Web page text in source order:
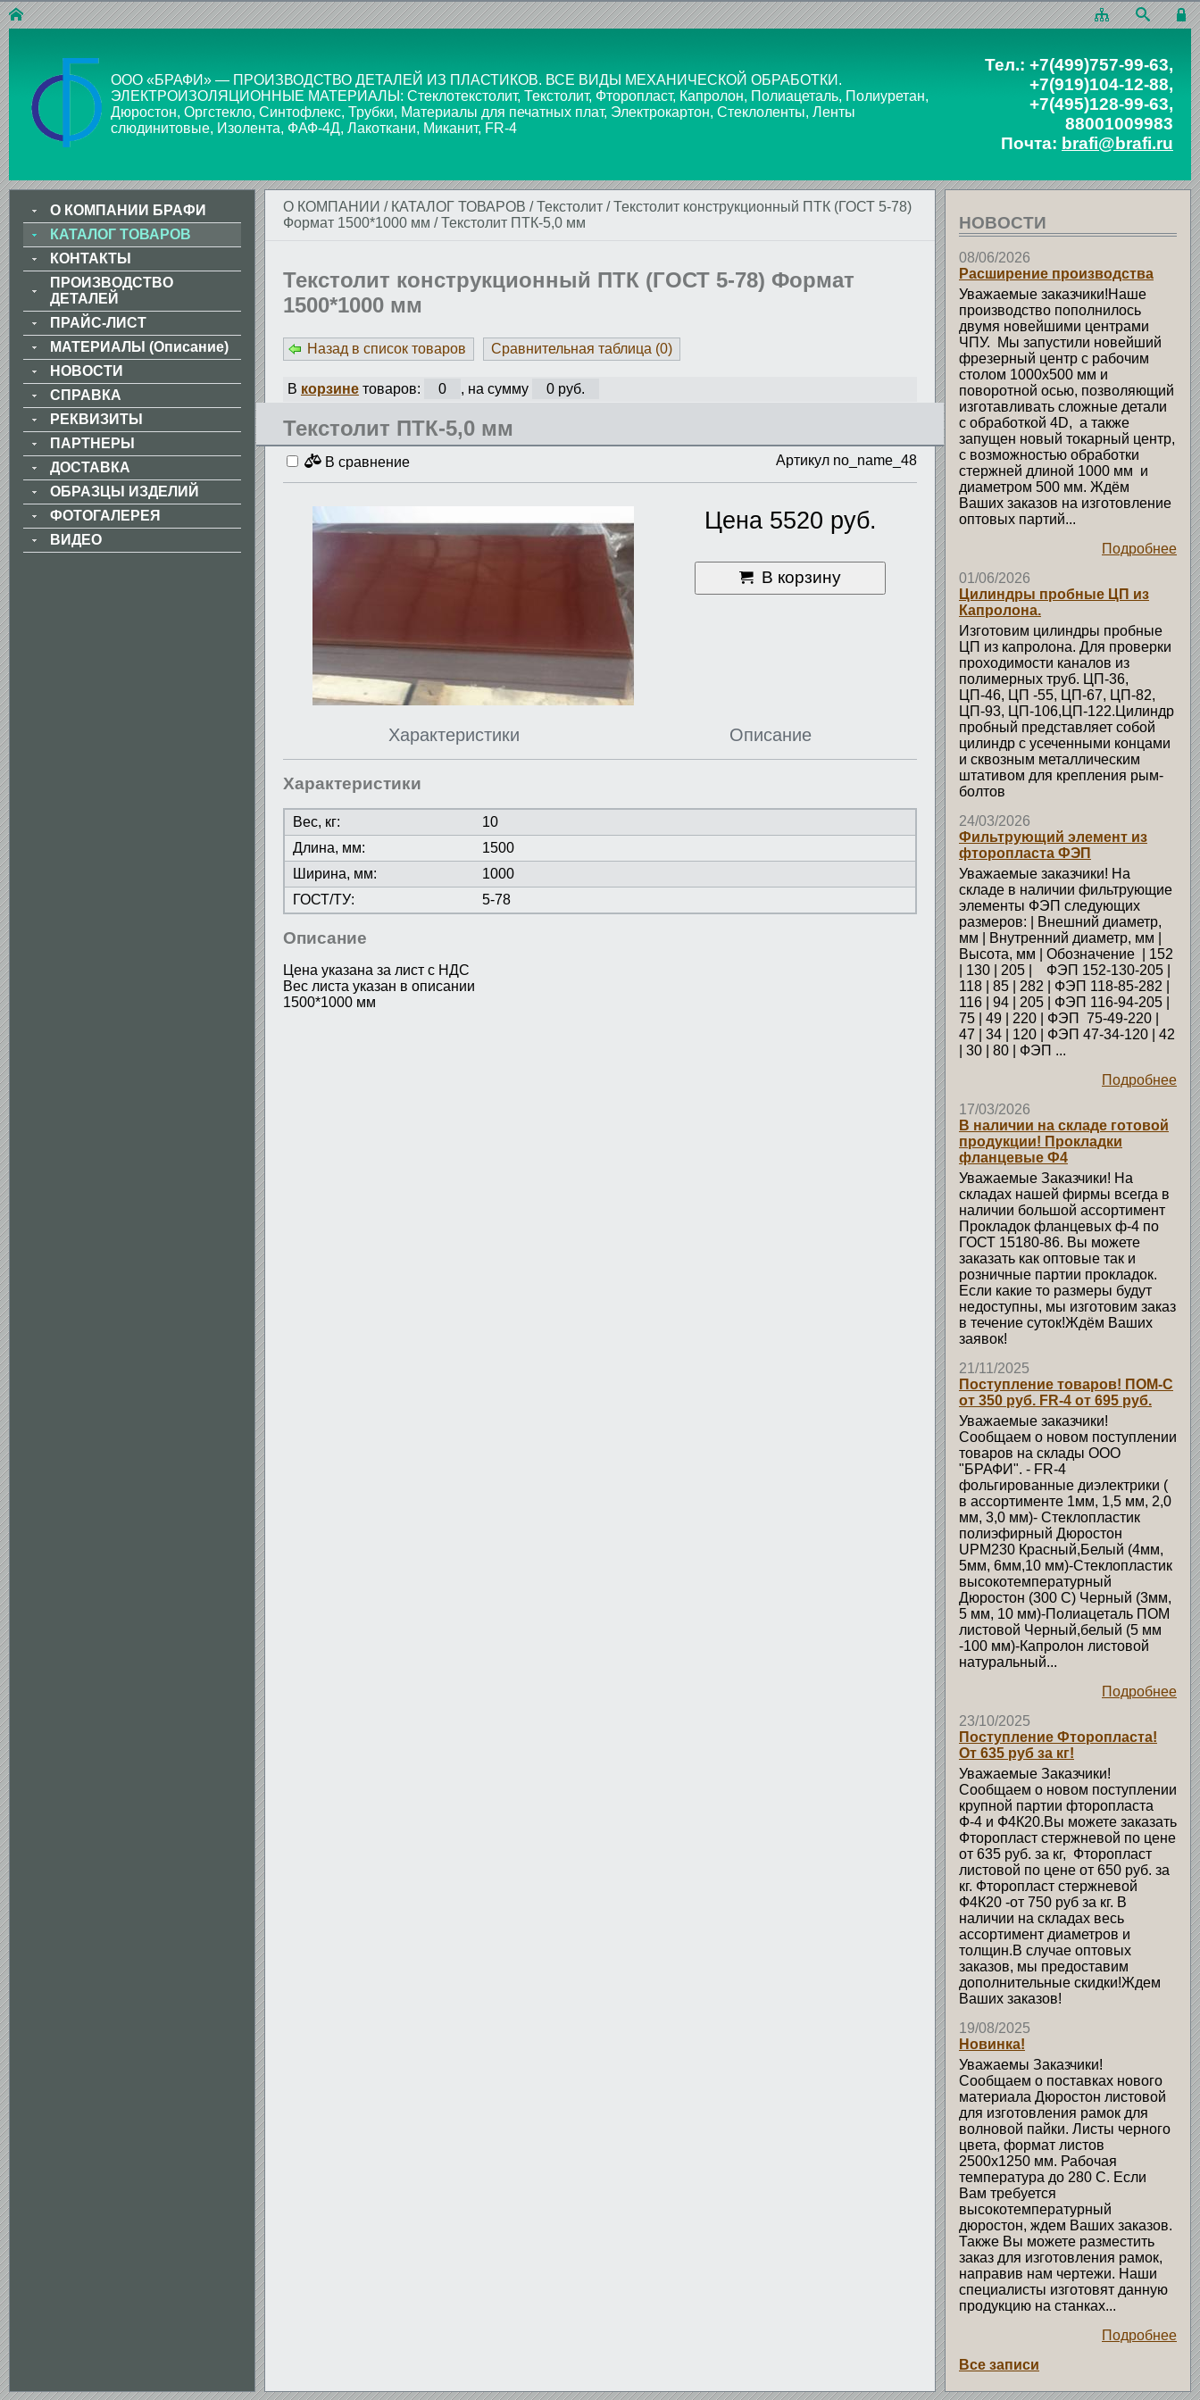
ООО «БРАФИ» — ПРОИЗВОДСТВО ДЕТАЛЕЙ ИЗ ПЛАСТИКОВ. ВСЕ ВИДЫ МЕХАНИЧЕСКОЙ ОБРАБОТКИ.
ЭЛЕКТРОИЗОЛЯЦИОННЫЕ МАТЕРИАЛЫ: Стеклотекстолит, Текстолит, Фторопласт, Капролон, Полиацеталь, Полиуретан,
Дюростон, Оргстекло, Синтофлекс, Трубки, Материалы для печатных плат, Электрокартон, Стеклоленты, Ленты
слюдинитовые, Изолента, ФАФ-4Д, Лакоткани, Миканит, FR-4
Тел.: +7(499)757-99-63,
+7(919)104-12-88,
+7(495)128-99-63,
88001009983
Почта: brafi@brafi.ru
О КОМПАНИИ / КАТАЛОГ ТОВАРОВ /Текстолит /Текстолит конструкционный ПТК (ГОСТ 5-78)
Формат 1500*1000 мм /Текстолит ПТК-5,0 мм
Текстолит конструкционный ПТК (ГОСТ 5-78) Формат
1500*1000 мм
Назад в список товаров Сравнительная таблица (0)
В корзинетоваров: 0 , на сумму 0 руб.
Текстолит ПТК-5,0 мм
В сравнение Артикул no_name_48
Цена 5520 руб.
В корзину
Характеристики Описание
Характеристики
Вес, кг:
10
Длина, мм:
1500
Ширина, мм:
1000
ГОСТ/ТУ:
5-78
Описание
Цена указана за лист с НДС
Вес листа указан в описании
1500*1000 мм
О КОМПАНИИ БРАФИ
КАТАЛОГ ТОВАРОВ
КОНТАКТЫ
ПРОИЗВОДСТВО
ДЕТАЛЕЙ
ПРАЙС-ЛИСТ
МАТЕРИАЛЫ (Описание)
НОВОСТИ
СПРАВКА
РЕКВИЗИТЫ
ПАРТНЕРЫ
ДОСТАВКА
ОБРАЗЦЫ ИЗДЕЛИЙ
ФОТОГАЛЕРЕЯ
ВИДЕО
НОВОСТИ
08/06/2026
Расширение производства
Уважаемые заказчики!Наше
производство пополнилось
двумя новейшими центрами
ЧПУ. Мы запустили новейший
фрезерный центр с рабочим
столом 1000х500 мм и
поворотной осью, позволяющий
изготавливать сложные детали
с обработкой 4D, а также
запущен новый токарный центр,
с возможностью обработки
стержней длиной 1000 мм и
диаметром 500 мм. Ждём
Ваших заказов на изготовление
оптовых партий...
Подробнее
01/06/2026
Цилиндры пробные ЦП из
Капролона.
Изготовим цилиндры пробные
ЦП из капролона. Для проверки
проходимости каналов из
полимерных труб. ЦП-36,
ЦП-46, ЦП -55, ЦП-67, ЦП-82,
ЦП-93, ЦП-106,ЦП-122.Цилиндр
пробный представляет собой
цилиндр с усеченными концами
и сквозным металлическим
штативом для крепления рым-
болтов
24/03/2026
Фильтрующий элемент из
фторопласта ФЭП
Уважаемые заказчики! На
складе в наличии фильтрующие
элементы ФЭП следующих
размеров: | Внешний диаметр,
мм | Внутренний диаметр, мм |
Высота, мм | Обозначение | 152
| 130 | 205 | ФЭП 152-130-205 |
118 | 85 | 282 | ФЭП 118-85-282 |
116 | 94 | 205 | ФЭП 116-94-205 |
75 | 49 | 220 | ФЭП 75-49-220 |
47 | 34 | 120 | ФЭП 47-34-120 | 42
| 30 | 80 | ФЭП ...
Подробнее
17/03/2026
В наличии на складе готовой
продукции! Прокладки
фланцевые Ф4
Уважаемые Заказчики! На
складах нашей фирмы всегда в
наличии большой ассортимент
Прокладок фланцевых ф-4 по
ГОСТ 15180-86. Вы можете
заказать как оптовые так и
розничные партии прокладок.
Если какие то размеры будут
недоступны, мы изготовим заказ
в течение суток!Ждём Ваших
заявок!
21/11/2025
Поступление товаров! ПОМ-С
от 350 руб. FR-4 от 695 руб.
Уважаемые заказчики!
Сообщаем о новом поступлении
товаров на склады ООО
"БРАФИ". - FR-4
фольгированные диэлектрики (
в ассортименте 1мм, 1,5 мм, 2,0
мм, 3,0 мм)- Стеклопластик
полиэфирный Дюростон
UPM230 Красный,Белый (4мм,
5мм, 6мм,10 мм)-Стеклопластик
высокотемпературный
Дюростон (300 С) Черный (3мм,
5 мм, 10 мм)-Полиацеталь ПОМ
листовой Черный,белый (5 мм
-100 мм)-Капролон листовой
натуральный...
Подробнее
23/10/2025
Поступление Фторопласта!
От 635 руб за кг!
Уважаемые Заказчики!
Сообщаем о новом поступлении
крупной партии фторопласта
Ф-4 и Ф4К20.Вы можете заказать
Фторопласт стержневой по цене
от 635 руб. за кг, Фторопласт
листовой по цене от 650 руб. за
кг. Фторопласт стержневой
Ф4К20 -от 750 руб за кг. В
наличии на складах весь
ассортимент диаметров и
толщин.В случае оптовых
заказов, мы предоставим
дополнительные скидки!Ждем
Ваших заказов!
19/08/2025
Новинка!
Уважаемы Заказчики!
Сообщаем о поставках нового
материала Дюростон листовой
для изготовления рамок для
волновой пайки. Листы черного
цвета, формат листов
2500х1250 мм. Рабочая
температура до 280 С. Если
Вам требуется
высокотемпературный
дюростон, ждем Ваших заказов.
Также Вы можете разместить
заказ для изготовления рамок,
направив нам чертежи. Наши
специалисты изготовят данную
продукцию на станках...
Подробнее
Все записи